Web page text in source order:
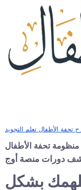
تحفة الأطفال تعلم التجويد
تحفة الأطفال
دورات منصة أوج
بشكل